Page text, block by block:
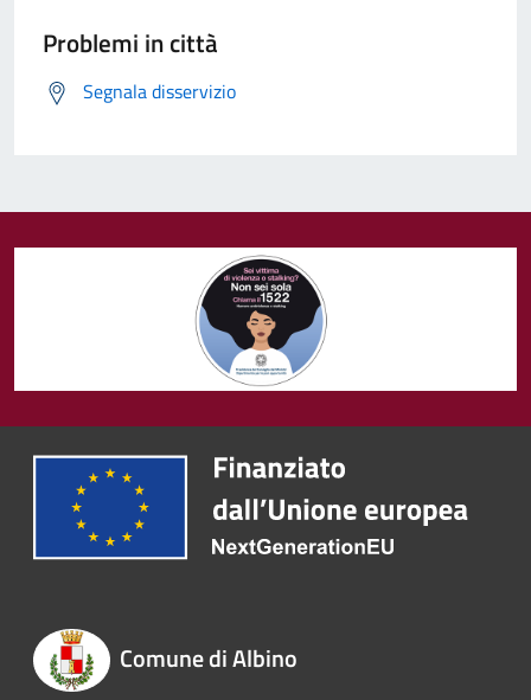
Problemi in città
Segnala disservizio
Comune di Albino